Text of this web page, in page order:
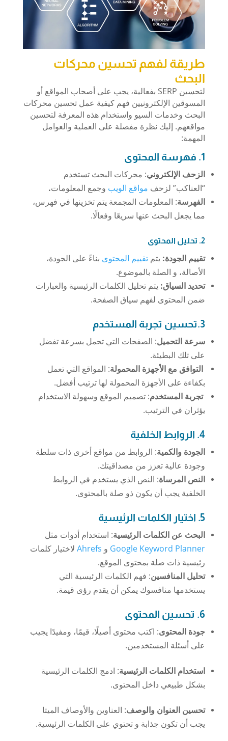
طريقة لفهم تحسين محركات
البحث
لتحسين SERP بفعالية، يجب على أصحاب المواقع أو
المسوقين الإلكترونيين فهم كيفية عمل تحسين محركات
البحث وخدمات السيو واستخدام هذه المعرفة لتحسين
مواقعهم. إليك نظرة مفصلة على العملية والعوامل
المهمة:
1. فهرسة المحتوى
الزحف الإلكتروني: محركات البحث تستخدم
“العناكب” لزحف مواقع الويب وجمع المعلومات.
الفهرسة: المعلومات المجمعة يتم تخزينها في فهرس،
مما يجعل البحث عنها سريعًا وفعالًا.
2. تحليل المحتوى
تقييم الجودة: يتم تقييم المحتوى بناءً على الجودة،
الأصالة، و الصلة بالموضوع.
تحديد السياق: يتم تحليل الكلمات الرئيسية والعبارات
ضمن المحتوى لفهم سياق الصفحة.
3.تحسين تجربة المستخدم
سرعة التحميل: الصفحات التي تحمل بسرعة تفضل
على تلك البطيئة.
التوافق مع الأجهزة المحمولة: المواقع التي تعمل
بكفاءة على الأجهزة المحمولة لها ترتيب أفضل.
تجربة المستخدم: تصميم الموقع وسهولة الاستخدام
يؤثران في الترتيب.
4. الروابط الخلفية
الجودة والكمية: الروابط من مواقع أخرى ذات سلطة
وجودة عالية تعزز من مصداقيتك.
النص المرساة: النص الذي يستخدم في الروابط
الخلفية يجب أن يكون ذو صلة بالمحتوى.
5. اختيار الكلمات الرئيسية
البحث عن الكلمات الرئيسية: استخدام أدوات مثل
Google Keyword Planner و Ahrefs لاختيار كلمات
رئيسية ذات صلة بمحتوى الموقع.
تحليل المنافسين: فهم الكلمات الرئيسية التي
يستخدمها منافسوك يمكن أن يقدم رؤى قيمة.
6. تحسين المحتوى
جودة المحتوى: اكتب محتوى أصيلًا، قيمًا، ومفيدًا يجيب
على أسئلة المستخدمين.
استخدام الكلمات الرئيسية: ادمج الكلمات الرئيسية
بشكل طبيعي داخل المحتوى.
تحسين العنوان والوصف: العناوين والأوصاف الميتا
يجب أن تكون جذابة و تحتوي على الكلمات الرئيسية.